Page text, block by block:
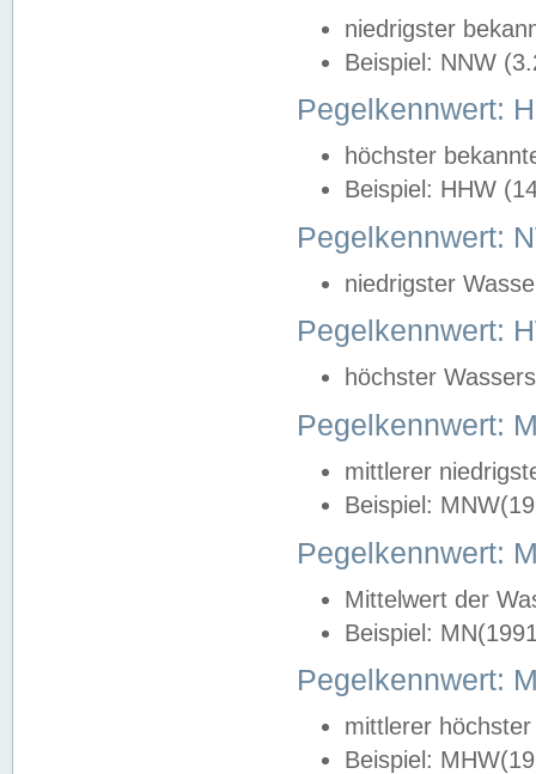
niedrigster
Beispiel: NNW
Pegelkennwert:
höchster
Beispiel: HHW
Pegelkennwert:
niedrigster
Pegelkennwert:
höchster
Pegelkennwert:
mittlerer
Beispiel:
Pegelkennwert:
Mittelwert der
Beispiel:
Pegelkennwert:
mittlerer
Beispiel: